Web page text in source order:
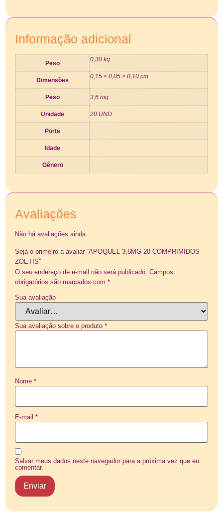
Informação adicional
Peso
0,30 kg
Dimensões
0,15 × 0,05 × 0,10 cm
Peso 3,6 mg
Unidade 20 UND
Porte
Idade
Gênero
Avaliações
Não há avaliações ainda.
Seja o primeiro a avaliar “APOQUEL 3,6MG 20 COMPRIMIDOS
ZOETIS”
O seu endereço de e-mail não será publicado. Campos
obrigatórios são marcados com *
Sua avaliação
Sua avaliação sobre o produto *
Nome *
E-mail *
Salvar meus dados neste navegador para a próxima vez que eu
comentar.